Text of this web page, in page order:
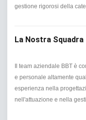
gestione rigorosi della
La Nostra Squadra
Il team aziendale BBT è
e personale altamente
esperienza nella
nell'attuazione e nella